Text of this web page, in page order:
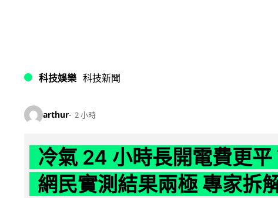
科技娛樂 科技新聞
arthur 2 小時
冷氣 24 小時長開電費更平
網民實測結果兩極 專家拆